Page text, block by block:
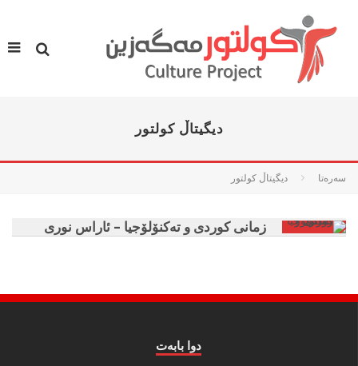
دیگیتاڵ کولتور
سه‌ره‌تا دیگیتاڵ کولتور
زمانی کوردی و تەکنۆلۆجیا – ئاراس نوری
دوا بابه‌ت